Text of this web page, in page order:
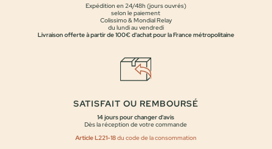
Expédition en 24/48h (jours ouvrés)
selon le paiement
Colissimo & Mondial Relay
du lundi au vendredi
Livraison offerte à partir de 100€ d'achat pour la France métropolitaine
SATISFAIT OU REMBOURSÉ
14 jours pour changer d'avis
Dès la réception de votre commande
Article L221-18du code de la consommation